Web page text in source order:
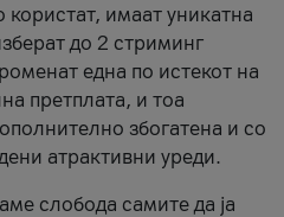
имаат уникатна
до 2 стриминг
една по истекот на
претплата, и тоа
збогатена и со
атрактивни уреди.
слобода самите да ја